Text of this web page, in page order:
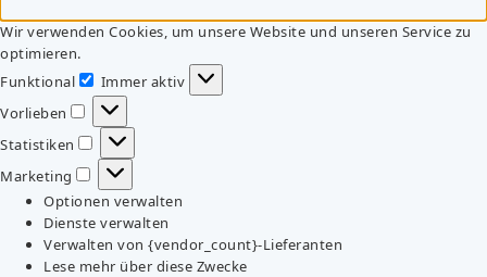
Wir verwenden Cookies, um unsere Website und unseren Service zu
optimieren.
Funktional
Funktional
Immer aktiv
Vorlieben
Vorlieben
Statistiken
Statistiken
Marketing
Marketing
Optionen verwalten
Dienste verwalten
Verwalten von {vendor_count}-Lieferanten
Lese mehr über diese Zwecke